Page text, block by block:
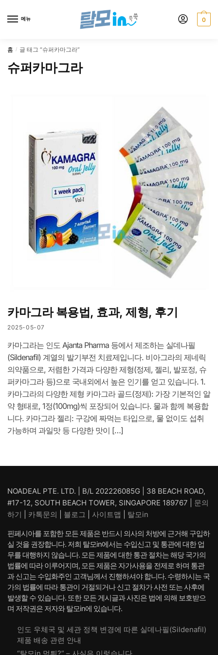
메뉴 0
홈 / 글 태그 “슈퍼카마그라”
슈퍼카마그라
카마그라 복용법, 효과, 제형, 후기
2025-05-07
카마그라는 인도 Ajanta Pharma 등에서 제조하는 실데나필
(Sildenafil) 계열의 발기부전 치료제입니다. 비아그라의 제네릭
의약품으로, 저렴한 가격과 다양한 제형(정제, 젤리, 발포정, 슈
퍼카마그라 등)으로 국내외에서 높은 인기를 얻고 있습니다. 1.
카마그라의 다양한 제형 카마그라 골드(정제): 가장 기본적인 알
약 형태로, 1정(100mg)씩 포장되어 있습니다. 물과 함께 복용합
니다. 카마그라 젤리: 구강에 짜먹는 타입으로, 물 없이도 섭취
가능하며 과일맛 등 다양한 맛이 […]
NOADEAL PTE. LTD. | B/L 202226085G | 38 BEACH ROAD,
#17-12, SOUTH BEACH TOWER, SINGAPORE 189767 | 문의
하기
카톡문의 블로그 사이트맵 탈모in
핀페시아를 포함한 모든 제품은 반드시 의사의 처방에 근거해 구입하
실 것을 권장합니다. 저희 탈모in에서는 수입신고 및 통관에 대한 업
무를 대행하지 않습니다. 모든 제품에 대한 통관 절차는 해당 국가의
법률에 따라 이루어지며, 모든 제품은 자가사용을 전제로 하며 통관
과 신고는 수입화주인 고객님께서 진행하셔야 합니다. 수령하시는 국
가의 법률에 따라 통관이 거절되거나 신고 절차가 사전 또는 사후에
발생할 수 있습니다. 또한 모든 게시글과 사진은 법에 의해 보호받으
며 저작권은 저자와 탈모in에 있습니다.
인도 우체국 및 세관 정책 변경에 따른 실데나필(Sildenafil)
제품 배송 관련 안내